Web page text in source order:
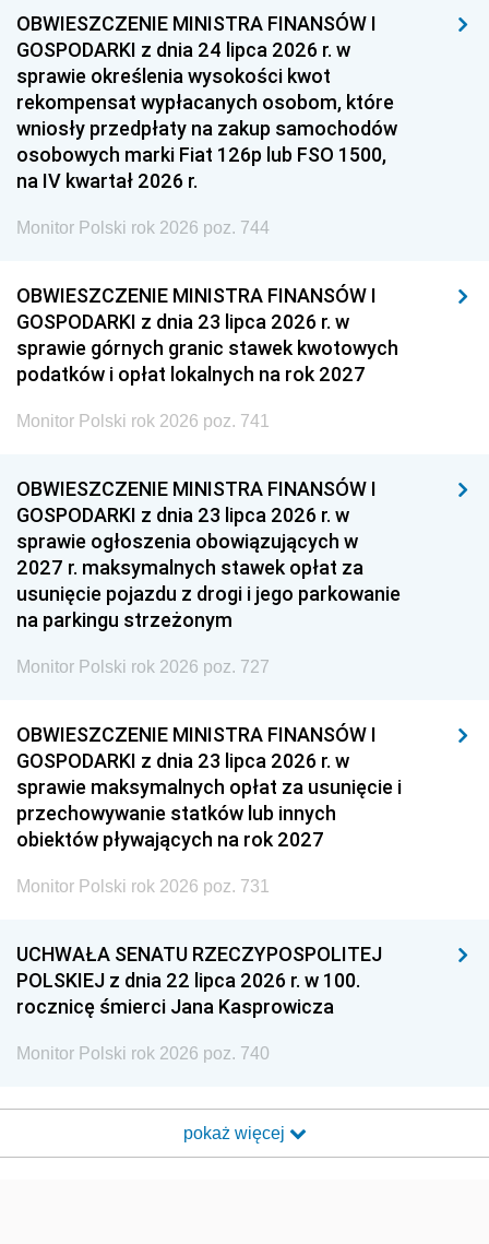
OBWIESZCZENIE MINISTRA FINANSÓW I
GOSPODARKI z dnia 24 lipca 2026 r. w
sprawie określenia wysokości kwot
rekompensat wypłacanych osobom, które
wniosły przedpłaty na zakup samochodów
osobowych marki Fiat 126p lub FSO 1500,
na IV kwartał 2026 r.
Monitor Polski rok 2026 poz. 744
OBWIESZCZENIE MINISTRA FINANSÓW I
GOSPODARKI z dnia 23 lipca 2026 r. w
sprawie górnych granic stawek kwotowych
podatków i opłat lokalnych na rok 2027
Monitor Polski rok 2026 poz. 741
OBWIESZCZENIE MINISTRA FINANSÓW I
GOSPODARKI z dnia 23 lipca 2026 r. w
sprawie ogłoszenia obowiązujących w
2027 r. maksymalnych stawek opłat za
usunięcie pojazdu z drogi i jego parkowanie
na parkingu strzeżonym
Monitor Polski rok 2026 poz. 727
OBWIESZCZENIE MINISTRA FINANSÓW I
GOSPODARKI z dnia 23 lipca 2026 r. w
sprawie maksymalnych opłat za usunięcie i
przechowywanie statków lub innych
obiektów pływających na rok 2027
Monitor Polski rok 2026 poz. 731
UCHWAŁA SENATU RZECZYPOSPOLITEJ
POLSKIEJ z dnia 22 lipca 2026 r. w 100.
rocznicę śmierci Jana Kasprowicza
Monitor Polski rok 2026 poz. 740
pokaż więcej